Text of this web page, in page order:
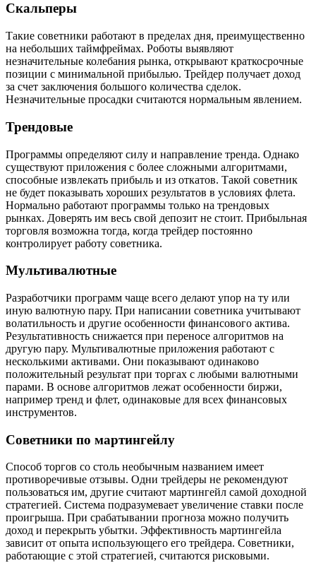
Скальперы
Такие советники работают в пределах дня, преимущественно
на небольших таймфреймах. Роботы выявляют
незначительные колебания рынка, открывают краткосрочные
позиции с минимальной прибылью. Трейдер получает доход
за счет заключения большого количества сделок.
Незначительные просадки считаются нормальным явлением.
Трендовые
Программы определяют силу и направление тренда. Однако
существуют приложения с более сложными алгоритмами,
способные извлекать прибыль и из откатов. Такой советник
не будет показывать хороших результатов в условиях флета.
Нормально работают программы только на трендовых
рынках. Доверять им весь свой депозит не стоит. Прибыльная
торговля возможна тогда, когда трейдер постоянно
контролирует работу советника.
Мультивалютные
Разработчики программ чаще всего делают упор на ту или
иную валютную пару. При написании советника учитывают
волатильность и другие особенности финансового актива.
Результативность снижается при переносе алгоритмов на
другую пару. Мультивалютные приложения работают с
несколькими активами. Они показывают одинаково
положительный результат при торгах с любыми валютными
парами. В основе алгоритмов лежат особенности биржи,
например тренд и флет, одинаковые для всех финансовых
инструментов.
Советники по мартингейлу
Способ торгов со столь необычным названием имеет
противоречивые отзывы. Одни трейдеры не рекомендуют
пользоваться им, другие считают мартингейл самой доходной
стратегией. Система подразумевает увеличение ставки после
проигрыша. При срабатывании прогноза можно получить
доход и перекрыть убытки. Эффективность мартингейла
зависит от опыта использующего его трейдера. Советники,
работающие с этой стратегией, считаются рисковыми.